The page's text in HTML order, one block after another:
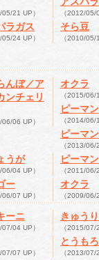
05/21 UP） （2012/05/
ラガス
05/24 UP）
そら豆
（2010/05/
んぼ／ア
ンチェリ
06/06 UP）
オクラ
（2015/06/
ピーマン
（2014/06/
ピーマン
（2013/06/
うが
06/04 UP）
ピーマン
（2011/06/
ー
06/07 UP）
オクラ
（2009/06/
ーニ
07/04 UP）
きゅうり
（2015/07/
07/07 UP）
とうも
（2013/07/